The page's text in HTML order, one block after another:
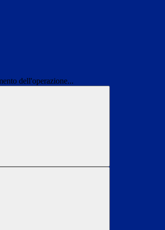
dell'operazione...